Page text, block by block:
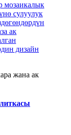
мозаикалык
сулуулук
ак
дизайн